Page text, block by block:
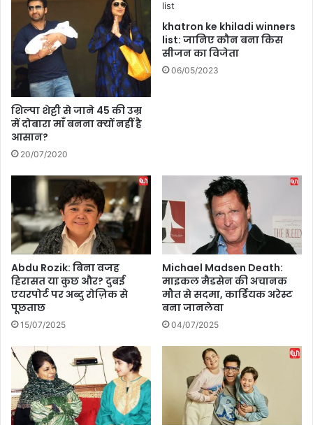
ण
व
स
र
पी
ए
म
ल
गा
या
सिं
दू
र
का
पौ
धा
,
इ
दौ
रा
न
m
k
n
g
आ
प
के
ण
जो
खि
म
को
कै
से
ब
ढ़ा
ता
शिल्पा शेट्टी से जाने 45 की उम्र
में दोबारा माँ बनना क्यों नहीं है
आसान?
20/07/2020
khatron ke khiladi winners
list: जानिए कौन बना किस
सीजन का विजेता
06/05/2023
Abdu Rozik: बिना वजह
हिरासत या कुछ और? दुबई
एयरपोर्ट पर अब्दु रोज़िक से
पूछताछ
15/07/2025
Michael Madsen Death:
माइकल मैडसेन की अचानक
मौत से सदमा, कार्डियक अरेस्ट
बना जानलेवा
04/07/2025